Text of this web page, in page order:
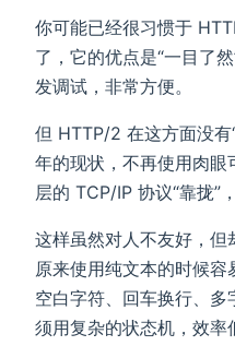
你可能已经很习惯于
了，它的优点是“一目了
发调试，非常方便。
但 HTTP/2 在这方面没有
年的现状，不再使用肉
层的 TCP/IP 协议“靠拢”
这样虽然对人不友好，但
原来使用纯文本的时候容
空白字符、回车换行、
须用复杂的状态机，效率